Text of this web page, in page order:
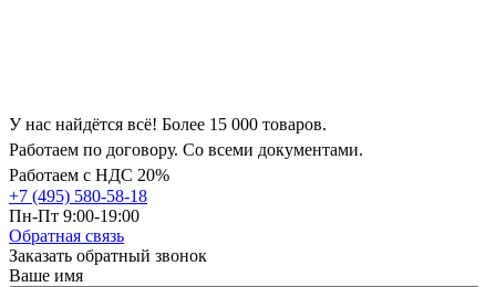
У нас найдётся всё! Более 15 000 товаров.
Работаем по договору. Со всеми документами.
Работаем с НДС 20%
+7 (495) 580-58-18
Пн-Пт 9:00-19:00
Обратная связь
Заказать обратный звонок
Ваше имя